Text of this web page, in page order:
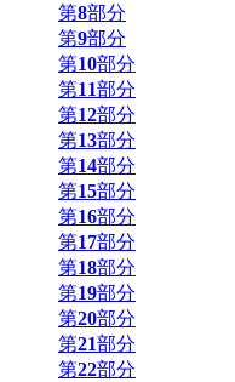
第8部分
第9部分
第10部分
第11部分
第12部分
第13部分
第14部分
第15部分
第16部分
第17部分
第18部分
第19部分
第20部分
第21部分
第22部分